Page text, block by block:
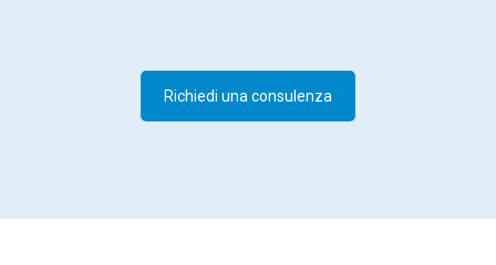
Richiedi una consulenza